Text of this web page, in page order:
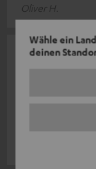
Wähle ein
deinen
Oliver H.
Begleiter,